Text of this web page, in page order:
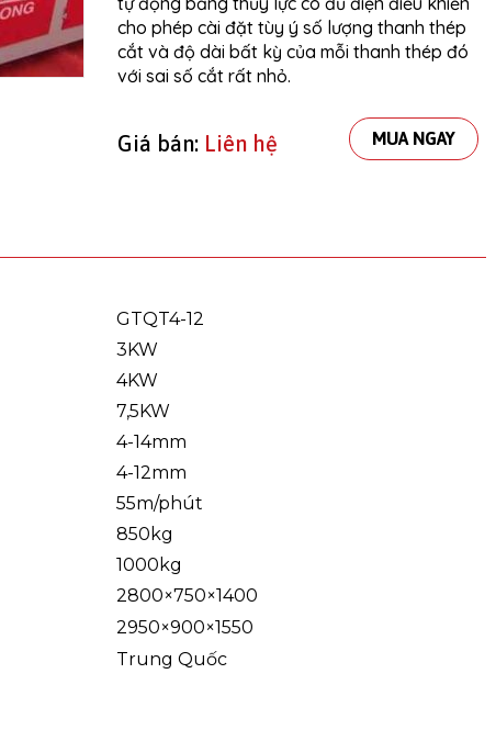
cho phép cài đặt tùy ý số lượng thanh thép
cắt và độ dài bất kỳ của mỗi thanh thép đó
với sai số cắt rất nhỏ.
Giá bán: Liên hệ MUA NGAY
GTQT4-12
3KW
4KW
7,5KW
4-14mm
4-12mm
55m/phút
850kg
1000kg
2800×750×1400
2950×900×1550
Trung Quốc